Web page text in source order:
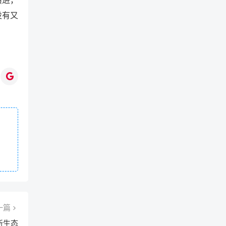
又
篇
生态